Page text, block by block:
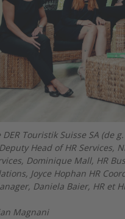
DER Touristik Suisse SA
Head of HR Services,
Dominique Mall, HR
Joyce Hophan HR
Daniela Baier, HR et
Magnani